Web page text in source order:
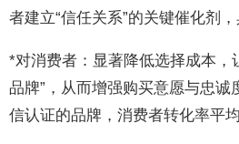
者建立“信任关系”的关键催化剂
*对消费者：显著降低选择成本，
品牌”，从而增强购买意愿与忠诚
信认证的品牌，消费者转化率平